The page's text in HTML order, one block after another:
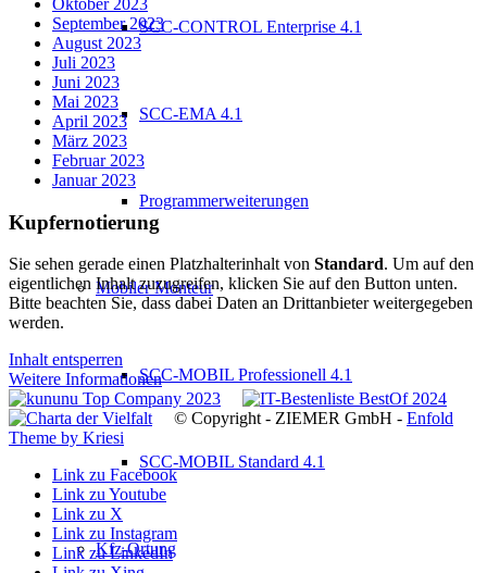
SCC-CONTROL Enterprise 4.1
SCC-EMA 4.1
Programmerweiterungen
Mobiler Monteur
SCC-MOBIL Professionell 4.1
SCC-MOBIL Standard 4.1
Kfz-Ortung
Oktober 2023
September 2023
August 2023
Juli 2023
Juni 2023
Mai 2023
April 2023
März 2023
Februar 2023
Januar 2023
Kupfernotierung
Sie sehen gerade einen Platzhalterinhalt von Standard. Um auf den
eigentlichen Inhalt zuzugreifen, klicken Sie auf den Button unten.
Bitte beachten Sie, dass dabei Daten an Drittanbieter weitergegeben
werden.
Inhalt entsperren
Weitere Informationen
© Copyright - ZIEMER GmbH - Enfold
Theme by Kriesi
Link zu Facebook
Link zu Youtube
Link zu X
Link zu Instagram
Link zu LinkedIn